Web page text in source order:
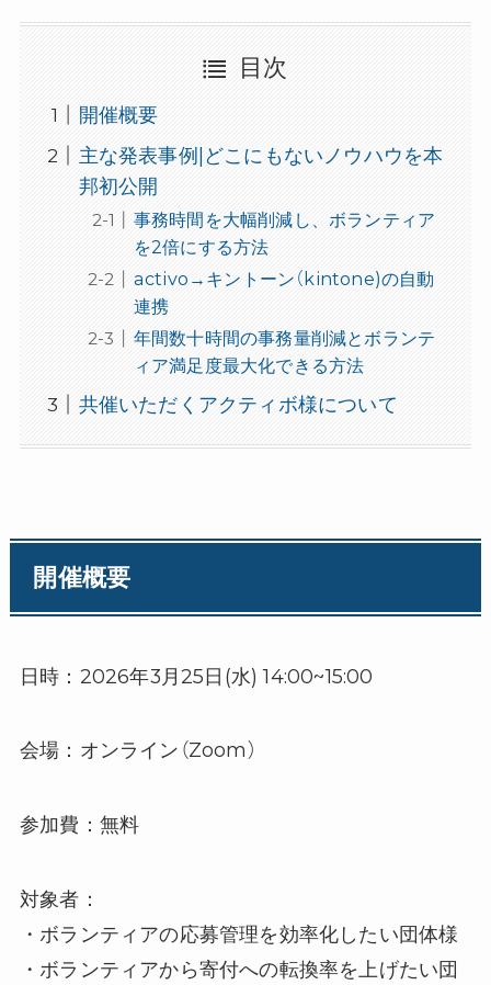
目次
開催概要
主な発表事例|どこにもないノウハウを本
邦初公開
事務時間を大幅削減し、ボランティア
を2倍にする方法
activo→キントーン（kintone)の自動
連携
年間数十時間の事務量削減とボランテ
ィア満足度最大化できる方法
共催いただくアクティボ様について
開催概要
日時：2026年3月25日(水) 14:00~15:00
会場：オンライン（Zoom）
参加費：無料
対象者：
・ボランティアの応募管理を効率化したい団体様
・ボランティアから寄付への転換率を上げたい団